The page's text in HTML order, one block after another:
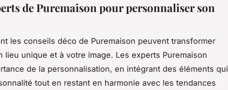
de Puremaison pour personnaliser son
les conseils déco de Puremaison peuvent transformer
lieu unique et à votre image. Les experts Puremaison
de la personnalisation, en intégrant des éléments qui
tout en restant en harmonie avec les tendances